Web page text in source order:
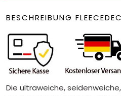
BESCHREIBUNG
Die ultraweiche,